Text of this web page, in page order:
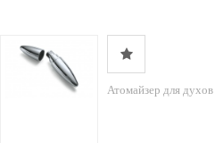
Атомайзер для